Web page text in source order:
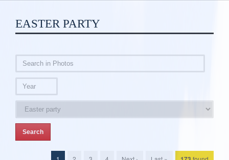
EASTER PARTY